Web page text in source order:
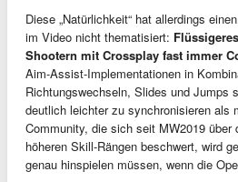
Diese „Natürlichkeit“ hat allerdings
im Video nicht thematisiert:
Shootern mit Crossplay fast immer
Aim-Assist-Implementationen in
Richtungswechseln, Slides und Jumps
deutlich leichter zu synchronisieren als
Community, die sich seit MW2019 über
höheren Skill-Rängen beschwert, wird
genau hinspielen müssen, wenn die